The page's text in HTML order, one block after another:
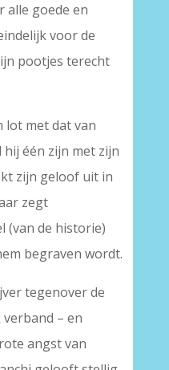
alle goede en
voor de
pootjes terecht
lot met dat van
hij één zijn met zijn
zijn geloof uit in
zegt
(van de historie)
begraven wordt.
tegenover de
– en
angst van